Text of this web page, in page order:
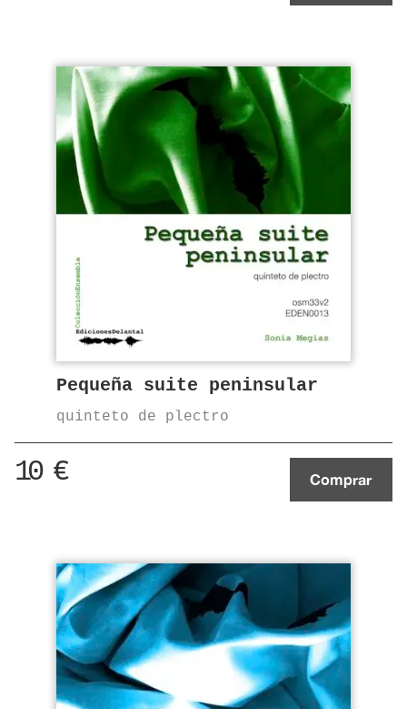
Pequeña suite peninsular
quinteto de plectro
10 € Comprar